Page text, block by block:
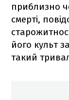
приблизно
смерті,
його культ
такий